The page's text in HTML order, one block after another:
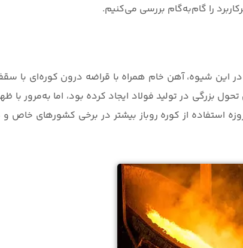
را گام‌به‌گام بررسی می‌کنیم.
این شیوه، آهن خام همراه با قراضه درون کوره‌ای با
بزرگی در تولید فولاد ایجاد کرده بود، اما به‌مرور با
استفاده از کوره روباز بیشتر در برخی کشورهای خاص و